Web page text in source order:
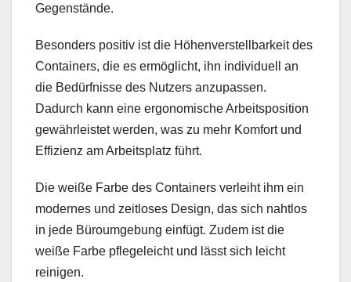
Gegenstände.
Besonders positiv ist die Höhenverstellbarkeit des
Containers, die es ermöglicht, ihn individuell an
die Bedürfnisse des Nutzers anzupassen.
Dadurch kann eine ergonomische Arbeitsposition
gewährleistet werden, was zu mehr Komfort und
Effizienz am Arbeitsplatz führt.
Die weiße Farbe des Containers verleiht ihm ein
modernes und zeitloses Design, das sich nahtlos
in jede Büroumgebung einfügt. Zudem ist die
weiße Farbe pflegeleicht und lässt sich leicht
reinigen.